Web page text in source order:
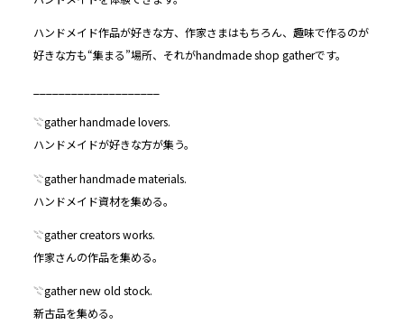
ハンドメイド作品が好きな方、作家さまはもちろん、趣味で作るのが
好きな方も“集まる”場所、それがhandmade shop gatherです。
𓇢gather handmade lovers.
ハンドメイドが好きな方が集う。
𓇢gather handmade materials.
ハンドメイド資材を集める。
𓇢gather creators works.
作家さんの作品を集める。
𓇢gather new old stock.
新古品を集める。